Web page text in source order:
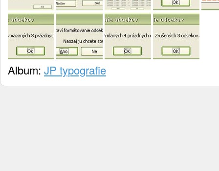
Album: JP typografie